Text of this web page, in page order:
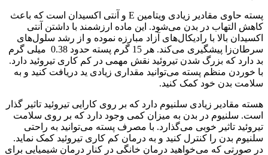
پسته حاوی مقادیر زیادی ویتامین E و آنتی اکسیدان است که باعث
کاهش التهاب در بدن می‌شود. این ماده ارزشمند با داشتن آنتی
اکسیدان بالا با رادیکال‌های آزاد مبارزه نموده و از رشد سلول‌های
سرطان‌زا پیشگیری می‌کند. هر 15 گرم پسته حدود 0.38 میلی گرم
بد دارد که بزرگ شدن تیروئید نقش مهمی در کم کاری تیروئید دارد.
با خوردن منظم پسته می‌توانید مقداری زیادی ید دریافت کنید و به
سلامت بدن خود کمک کنید.
هسته مقادیر زیادی سلنیوم دارد که بر روی کارایی تیروئید تاثیر گذار
است. سلنیوم در بدن به میزان کمی وجود دارد که بر روی سلامت
تیروئید تاثیر خوبی می‌گذارد. با مصرف پسته می‌توانید به راحتی
سلنیوم بدن را کنترل کنید و به درمان کم کاری تیروئید کمک نماید.
در صورتی که می‌خواهید درمان خانگی در کنار درمان شیمیایی برای